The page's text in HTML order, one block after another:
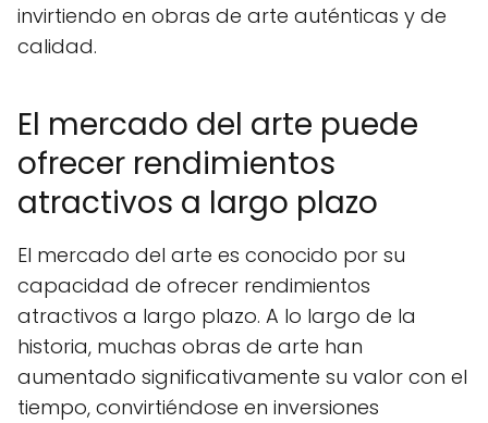
invirtiendo en obras de arte auténticas y de
calidad.
El mercado del arte puede
ofrecer rendimientos
atractivos a largo plazo
El mercado del arte es conocido por su
capacidad de ofrecer rendimientos
atractivos a largo plazo. A lo largo de la
historia, muchas obras de arte han
aumentado significativamente su valor con el
tiempo, convirtiéndose en inversiones